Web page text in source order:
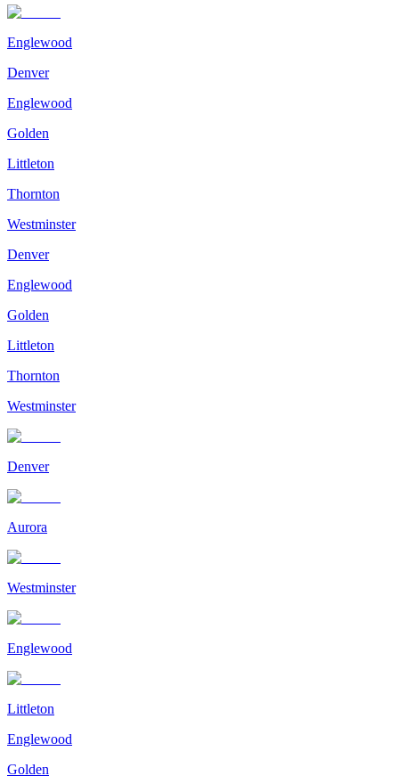
Englewood
Denver
Englewood
Golden
Littleton
Thornton
Westminster
Denver
Englewood
Golden
Littleton
Thornton
Westminster
Denver
Aurora
Westminster
Englewood
Littleton
Englewood
Golden